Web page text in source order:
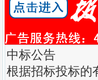
中标公告
根据招标投标的